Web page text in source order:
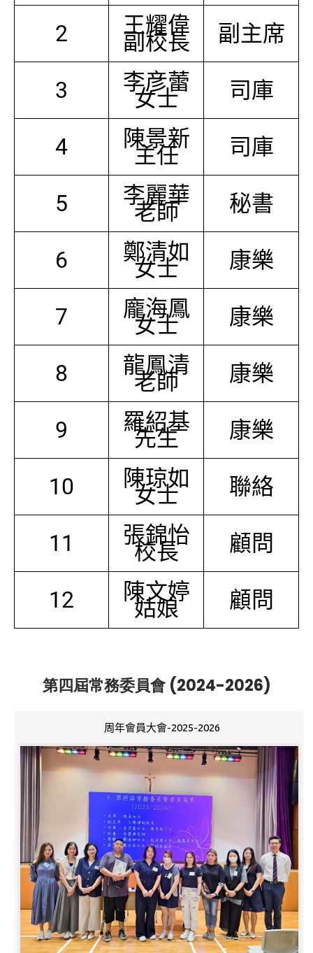
2 王耀偉
副校長 副主席
3 李彦蕾
女士 司庫
4 陳景新
主任 司庫
5 李麗華
老師 秘書
6 鄭清如
女士 康樂
7 龐海鳳
女士 康樂
8 龍鳳清
老師 康樂
9 羅紹基
先生 康樂
10 陳琼如
女士 聯絡
11 張錦怡
校長 顧問
12 陳文婷
姑娘 顧問
第四屆常務委員會 (2024-2026)
周年會員大會-2025-2026